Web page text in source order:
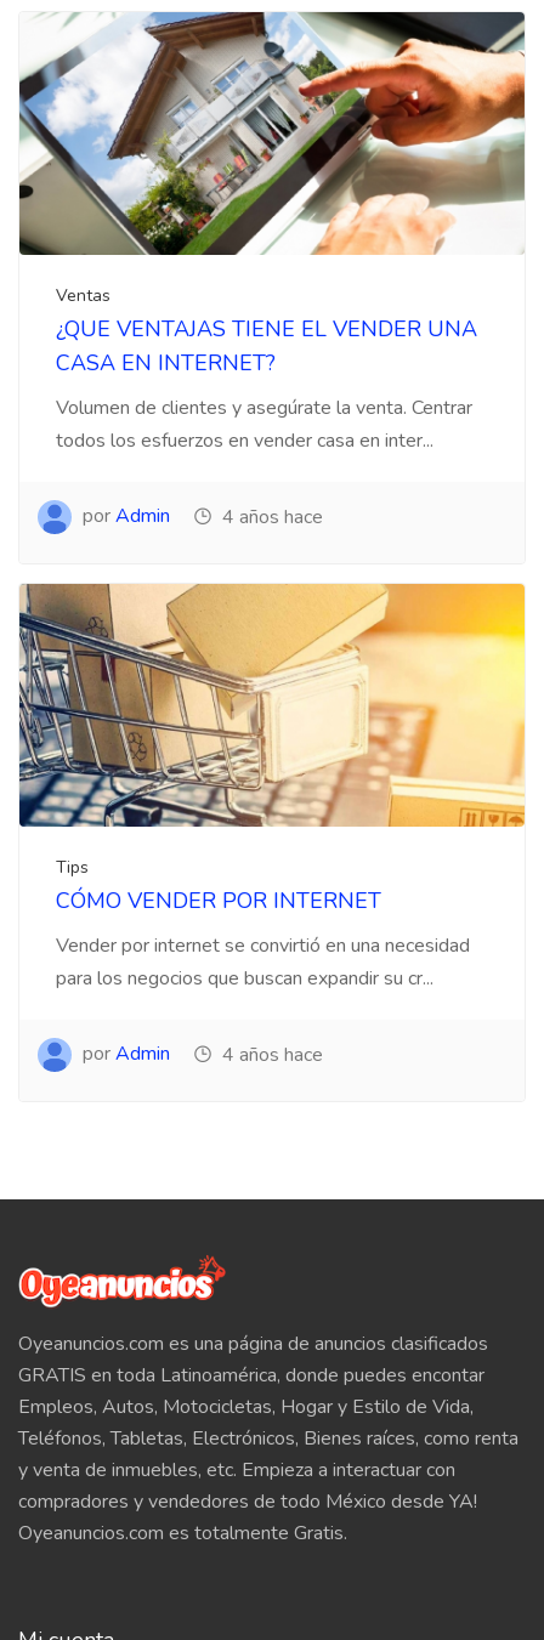
Ventas
¿QUE VENTAJAS TIENE EL VENDER UNA
CASA EN INTERNET?
Volumen de clientes y asegúrate la venta. Centrar
todos los esfuerzos en vender casa en inter...
porAdmin 4 años hace
Tips
CÓMO VENDER POR INTERNET
Vender por internet se convirtió en una necesidad
para los negocios que buscan expandir su cr...
porAdmin 4 años hace
Oyeanuncios.com es una página de anuncios clasificados
GRATIS en toda Latinoamérica, donde puedes encontar
Empleos, Autos, Motocicletas, Hogar y Estilo de Vida,
Teléfonos, Tabletas, Electrónicos, Bienes raíces, como renta
y venta de inmuebles, etc. Empieza a interactuar con
compradores y vendedores de todo México desde YA!
Oyeanuncios.com es totalmente Gratis.